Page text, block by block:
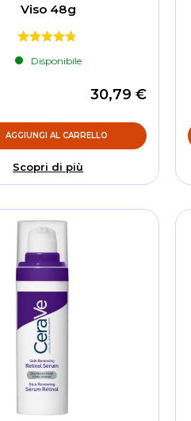
Viso 48g
Disponibile
30,79 €
AGGIUNGI AL CARRELLO
Scopri di più